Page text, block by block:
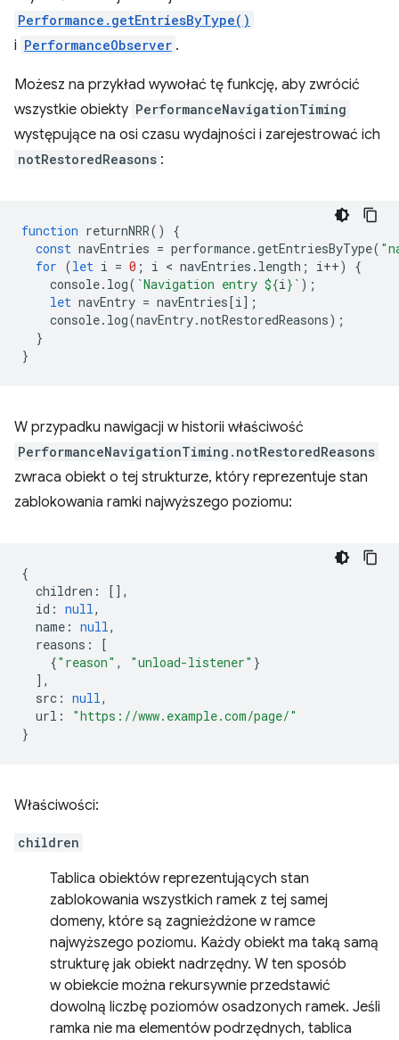
Performance.getEntriesByType()
i PerformanceObserver .
Możesz na przykład wywołać tę funkcję, aby zwrócić
wszystkie obiekty PerformanceNavigationTiming
występujące na osi czasu wydajności i zarejestrować ich
notRestoredReasons :
function returnNRR()
{
const navEntries = performance.getEntriesByType(
for (let i = 0 ; i < navEntries . length ; i++)
{
console. log( `Navigation entry ${i} ` );
let navEntry = navEntries[i];
console. log(navEntry.notRestoredReasons);
}
}
W przypadku nawigacji w historii właściwość
PerformanceNavigationTiming.notRestoredReasons
zwraca obiekt o tej strukturze, który reprezentuje stan
zablokowania ramki najwyższego poziomu:
{
children :
[],
id : null,
name : null,
reasons :
[
{"reason" , "unload-listener" }
],
src : null,
url :
"https://www.example.com/page/"
}
Właściwości:
children
Tablica obiektów reprezentujących stan
zablokowania wszystkich ramek z tej samej
domeny, które są zagnieżdżone w ramce
najwyższego poziomu. Każdy obiekt ma taką samą
strukturę jak obiekt nadrzędny. W ten sposób
w obiekcie można rekursywnie przedstawić
dowolną liczbę poziomów osadzonych ramek. Jeśli
ramka nie ma elementów podrzędnych, tablica